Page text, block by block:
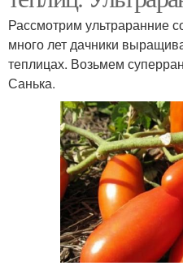
Рассмотрим ультраранние
много лет дачники
теплицах. Возьмем
Санька.